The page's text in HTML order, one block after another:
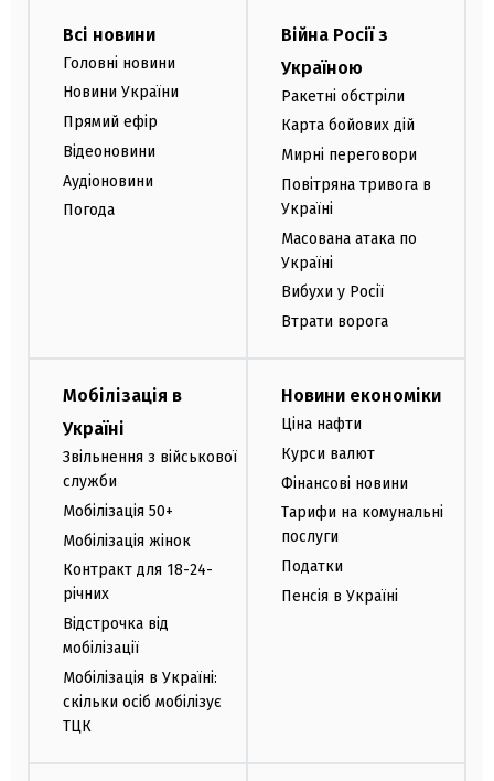
Всі новини
Головні новини
Новини України
Прямий ефір
Відеоновини
Аудіоновини
Погода
Війна Росії з
Україною
Ракетні обстріли
Карта бойових дій
Мирні переговори
Повітряна тривога в
Україні
Масована атака по
Україні
Вибухи у Росії
Втрати ворога
Мобілізація в
Україні
Звільнення з військової
служби
Мобілізація 50+
Мобілізація жінок
Контракт для 18-24-
річних
Відстрочка від
мобілізації
Мобілізація в Україні:
скільки осіб мобілізує
ТЦК
Новини економіки
Ціна нафти
Курси валют
Фінансові новини
Тарифи на комунальні
послуги
Податки
Пенсія в Україні